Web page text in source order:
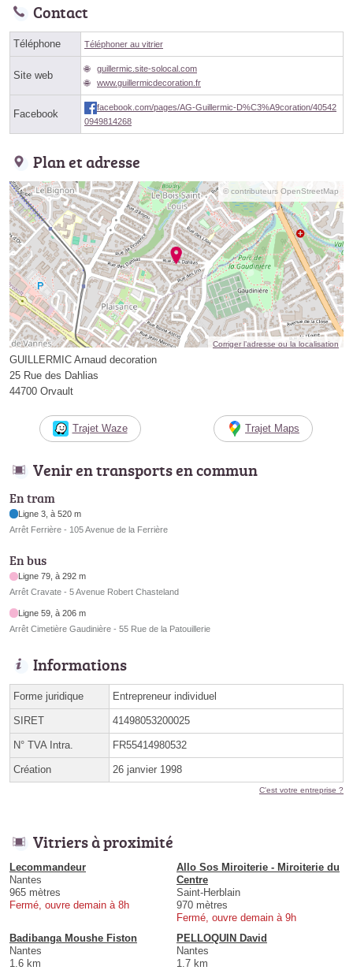
Contact
Téléphone Téléphoner au vitrier
Site web
guillermic.site-solocal.com
www.guillermicdecoration.fr
Facebook
facebook.com/pages/AG-Guillermic-D%C3%A9coration/40542
0949814268
Plan et adresse
© contributeurs OpenStreetMap
Corriger l’adresse ou la localisation
GUILLERMIC Arnaud decoration
25 Rue des Dahlias
44700 Orvault
Trajet Waze Trajet Maps
Venir en transports en commun
En tram
Ligne 3, à 520 m
Arrêt Ferrière - 105 Avenue de la Ferrière
En bus
Ligne 79, à 292 m
Arrêt Cravate - 5 Avenue Robert Chasteland
Ligne 59, à 206 m
Arrêt Cimetière Gaudinière - 55 Rue de la Patouillerie
Informations
Forme juridique Entrepreneur individuel
SIRET 41498053200025
N° TVA Intra. FR55414980532
Création 26 janvier 1998
C'est votre entreprise ?
Vitriers à proximité
Lecommandeur
Nantes
965 mètres
Fermé, ouvre demain à 8h
Allo Sos Miroiterie - Miroiterie du
Centre
Saint-Herblain
970 mètres
Fermé, ouvre demain à 9h
Badibanga Moushe Fiston
Nantes
1.6 km
PELLOQUIN David
Nantes
1.7 km